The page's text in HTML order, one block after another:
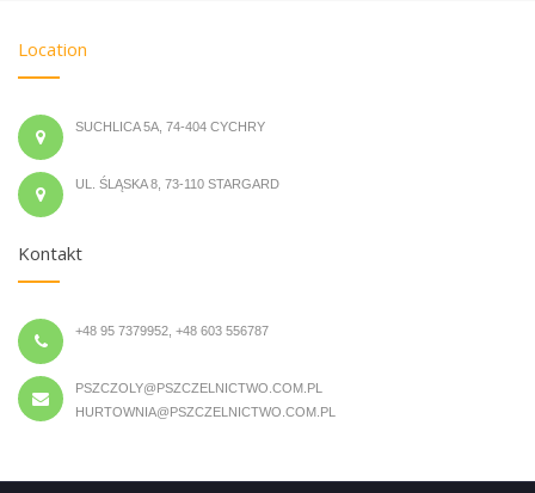
Location
SUCHLICA 5A, 74-404 CYCHRY
UL. ŚLĄSKA 8, 73-110 STARGARD
Kontakt
+48 95 7379952, +48 603 556787
PSZCZOLY@PSZCZELNICTWO.COM.PL
HURTOWNIA@PSZCZELNICTWO.COM.PL